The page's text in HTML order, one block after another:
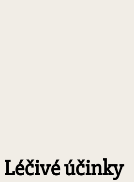
Léčivé účinky